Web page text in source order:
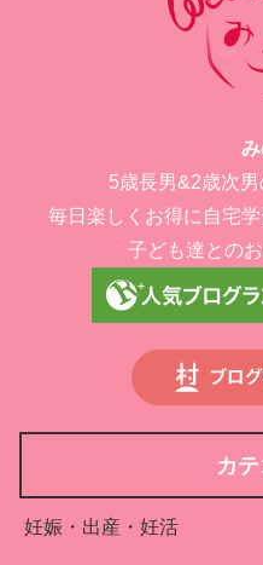
み
5歳長男&2歳次男
毎日楽しくお得に自宅
子ども達との
カ
妊娠・出産・妊活